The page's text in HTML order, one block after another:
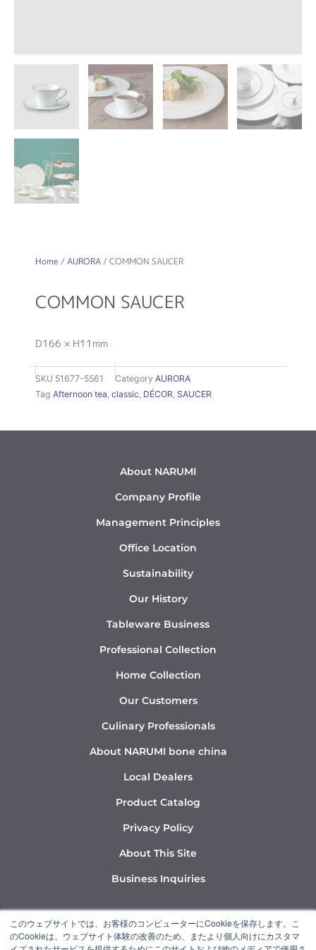
このウェブサイトでは、お客様のコンピューターにCookieを保存します。こ
のCookieは、ウェブサイト体験の改善のため、またより個人向けにカスタマ
Home /AURORA / COMMON SAUCER
COMMON SAUCER
D166 × H11mm
SKU 51677-5561 Category AURORA
Tag Afternoon tea, classic, DÉCOR, SAUCER
About NARUMI
Company Profile
Management Principles
Office Location
Sustainability
Our History
Tableware Business
Professional Collection
Home Collection
Our Customers
Culinary Professionals
About NARUMI bone china
Local Dealers
Product Catalog
Privacy Policy
About This Site
Business Inquiries
Y
o
I
n
L
i